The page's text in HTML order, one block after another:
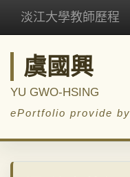
淡江大學教師歷程
虞國興
YU GWO-HSING
ePortfolio provide by